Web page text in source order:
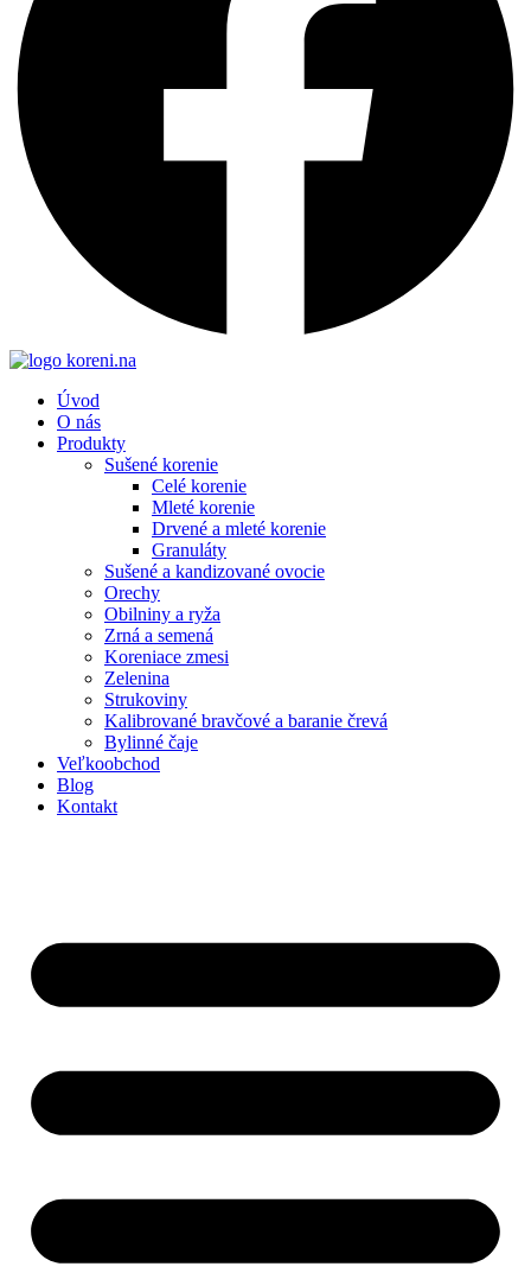
Úvod
O nás
Produkty
Sušené korenie
Celé korenie
Mleté korenie
Drvené a mleté korenie
Granuláty
Sušené a kandizované ovocie
Orechy
Obilniny a ryža
Zrná a semená
Koreniace zmesi
Zelenina
Strukoviny
Kalibrované bravčové a baranie črevá
Bylinné čaje
Veľkoobchod
Blog
Kontakt